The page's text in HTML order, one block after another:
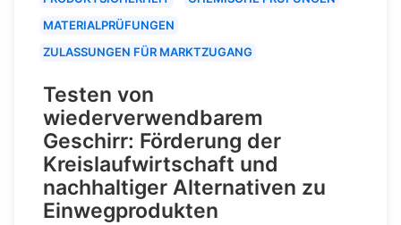
MATERIALPRÜFUNGEN
ZULASSUNGEN FÜR MARKTZUGANG
Testen von
wiederverwendbarem
Geschirr: Förderung der
Kreislaufwirtschaft und
nachhaltiger Alternativen zu
Einwegprodukten